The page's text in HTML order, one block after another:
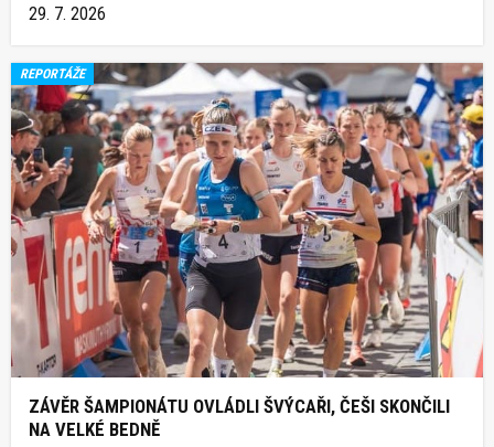
29. 7. 2026
REPORTÁŽE
ZÁVĚR ŠAMPIONÁTU OVLÁDLI ŠVÝCAŘI, ČEŠI SKONČILI
NA VELKÉ BEDNĚ